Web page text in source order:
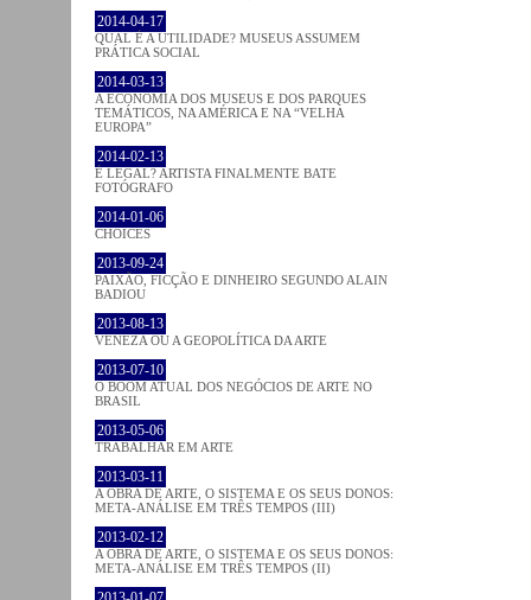
2014-04-17
QUAL É A UTILIDADE? MUSEUS ASSUMEM
PRÁTICA SOCIAL
2014-03-13
A ECONOMIA DOS MUSEUS E DOS PARQUES
TEMÁTICOS, NA AMÉRICA E NA “VELHA
EUROPA”
2014-02-13
É LEGAL? ARTISTA FINALMENTE BATE
FOTÓGRAFO
2014-01-06
CHOICES
2013-09-24
PAIXÃO, FICÇÃO E DINHEIRO SEGUNDO ALAIN
BADIOU
2013-08-13
VENEZA OU A GEOPOLÍTICA DA ARTE
2013-07-10
O BOOM ATUAL DOS NEGÓCIOS DE ARTE NO
BRASIL
2013-05-06
TRABALHAR EM ARTE
2013-03-11
A OBRA DE ARTE, O SISTEMA E OS SEUS DONOS:
META-ANÁLISE EM TRÊS TEMPOS (III)
2013-02-12
A OBRA DE ARTE, O SISTEMA E OS SEUS DONOS:
META-ANÁLISE EM TRÊS TEMPOS (II)